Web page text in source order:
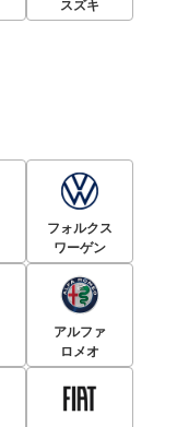
スズキ
フォルクス
ワーゲン
アルファ
ロメオ